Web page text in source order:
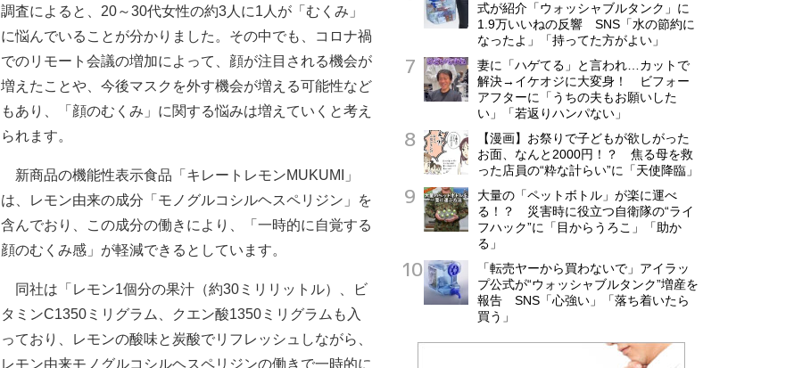
調査によると、20～30代女性の約3人に1人が「むくみ」
に悩んでいることが分かりました。その中でも、コロナ禍
でのリモート会議の増加によって、顔が注目される機会が
増えたことや、今後マスクを外す機会が増える可能性など
もあり、「顔のむくみ」に関する悩みは増えていくと考え
られます。
新商品の機能性表示食品「キレートレモンMUKUMI」
は、レモン由来の成分「モノグルコシルヘスペリジン」を
含んでおり、この成分の働きにより、「一時的に自覚する
顔のむくみ感」が軽減できるとしています。
同社は「レモン1個分の果汁（約30ミリリットル）、ビ
タミンC1350ミリグラム、クエン酸1350ミリグラムも入
っており、レモンの酸味と炭酸でリフレッシュしながら、
レモン由来モノグルコシルヘスペリジンの働きで一時的に
式が紹介「ウォッシャブルタンク」に
1.9万いいねの反響 SNS「水の節約に
なったよ」「持ってた方がよい」
妻に「ハゲてる」と言われ…カットで
解決→イケオジに大変身！ ビフォー
アフターに「うちの夫もお願いした
い」「若返りハンパない」
【漫画】お祭りで子どもが欲しがった
お面、なんと2000円！？ 焦る母を救
った店員の“粋な計らい”に「天使降臨」
大量の「ペットボトル」が楽に運べ
る！？ 災害時に役立つ自衛隊の“ライ
フハック”に「目からうろこ」「助か
る」
「転売ヤーから買わないで」アイラッ
プ公式が“ウォッシャブルタンク”増産を
報告 SNS「心強い」「落ち着いたら
買う」